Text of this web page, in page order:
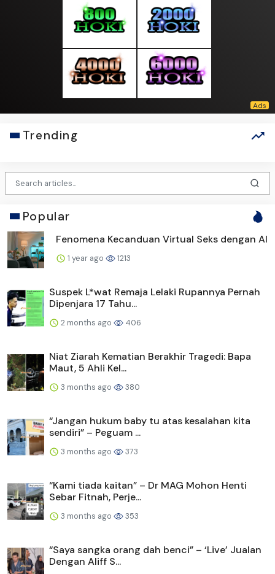
Trending
Popular
Fenomena Kecanduan Virtual Seks dengan AI
1 year ago 1213
Suspek L*wat Remaja Lelaki Rupannya Pernah
Dipenjara 17 Tahu...
2 months ago 406
Niat Ziarah Kematian Berakhir Tragedi: Bapa
Maut, 5 Ahli Kel...
3 months ago 380
“Jangan hukum baby tu atas kesalahan kita
sendiri” – Peguam ...
3 months ago 373
“Kami tiada kaitan” – Dr MAG Mohon Henti
Sebar Fitnah, Perje...
3 months ago 353
“Saya sangka orang dah benci” – ‘Live’ Jualan
Dengan Aliff S...